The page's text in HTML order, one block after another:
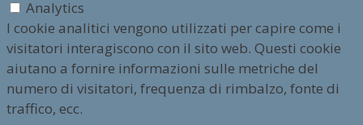
Analytics
I cookie analitici vengono utilizzati per capire come i
visitatori interagiscono con il sito web. Questi cookie
aiutano a fornire informazioni sulle metriche del
numero di visitatori, frequenza di rimbalzo, fonte di
traffico, ecc.